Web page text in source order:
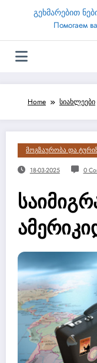
გეხმარებით
Помогаем
Home სიახლეები
Მოგზაურობა Და
18-03-2025 0